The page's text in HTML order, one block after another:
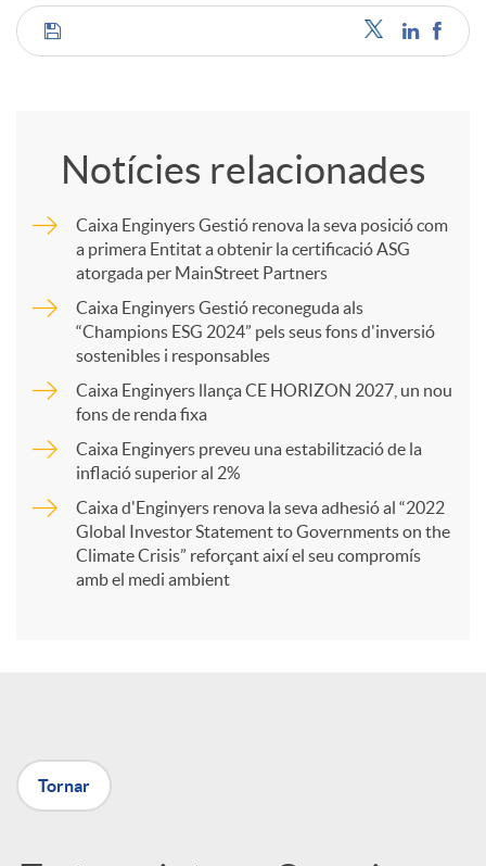
C
m
r
X
a
Notícies relacionades
Caixa Enginyers Gestió renova la seva posició com
a primera Entitat a obtenir la certificació ASG
atorgada per MainStreet Partners
Caixa Enginyers Gestió reconeguda als
“Champions ESG 2024” pels seus fons d'inversió
sostenibles i responsables
Caixa Enginyers llança CE HORIZON 2027, un nou
fons de renda fixa
Caixa Enginyers preveu una estabilització de la
inflació superior al 2%
Caixa d'Enginyers renova la seva adhesió al “2022
Global Investor Statement to Governments on the
Climate Crisis” reforçant així el seu compromís
amb el medi ambient
Tornar